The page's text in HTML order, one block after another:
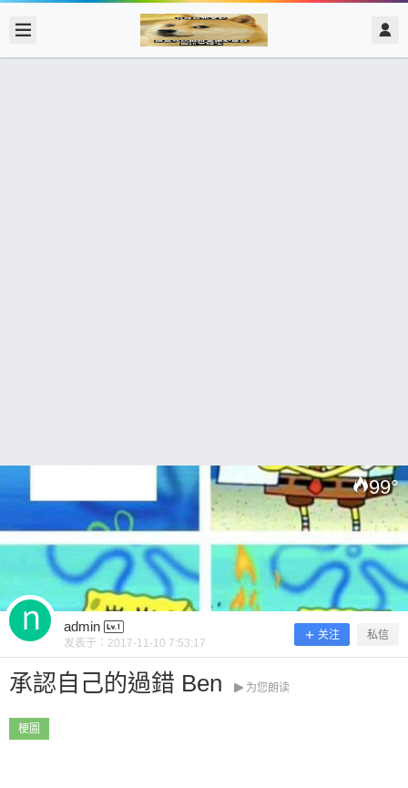
99°
admin
发表于： 2017-11-10 7:53:17
关注 私信
承認自己的過錯 Ben 为您朗读
梗圖
admin @ 梗圖大全 MEME NOW 2017/11/10
扫描二维码继续阅读